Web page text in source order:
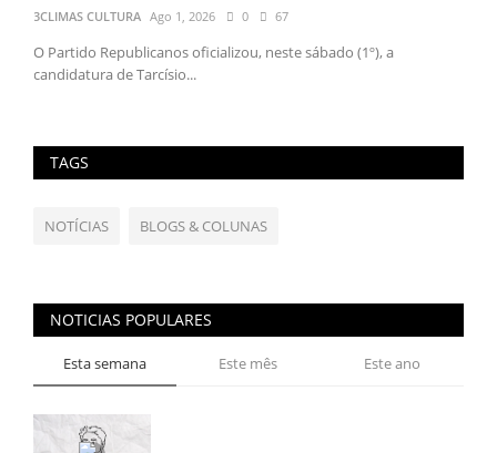
3CLIMAS CULTURA Ago 1, 2026 0 67
O Partido Republicanos oficializou, neste sábado (1º), a
candidatura de Tarcísio...
TAGS
NOTÍCIAS BLOGS & COLUNAS
NOTICIAS POPULARES
Esta semana Este mês Este ano